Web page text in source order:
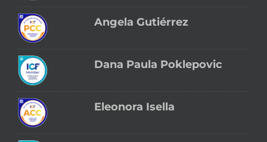
Angela Gutiérrez
Dana Paula Poklepovic
Eleonora Isella